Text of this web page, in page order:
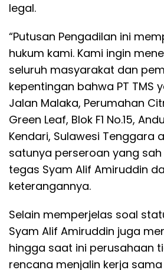
legal.
“Putusan Pengadilan ini
hukum kami. Kami ingin
seluruh masyarakat dan
kepentingan bahwa PT TMS
Jalan Malaka, Perumahan
Green Leaf, Blok F1 No.15,
Kendari, Sulawesi Tenggara
satunya perseroan yang sah
tegas Syam Alif Amiruddin
keterangannya.
Selain memperjelas soal
Syam Alif Amiruddin juga
hingga saat ini perusahaan
rencana menjalin kerja